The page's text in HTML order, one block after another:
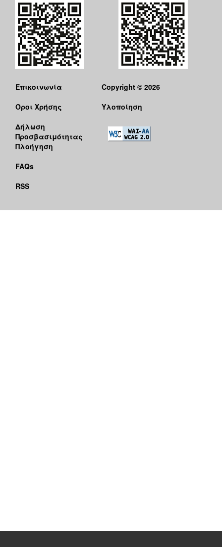
Επικοινωνία
Όροι Χρήσης
Δήλωση
Προσβασιμότητας
Πλοήγηση
FAQs
RSS
Copyright © 2026
Υλοποίηση